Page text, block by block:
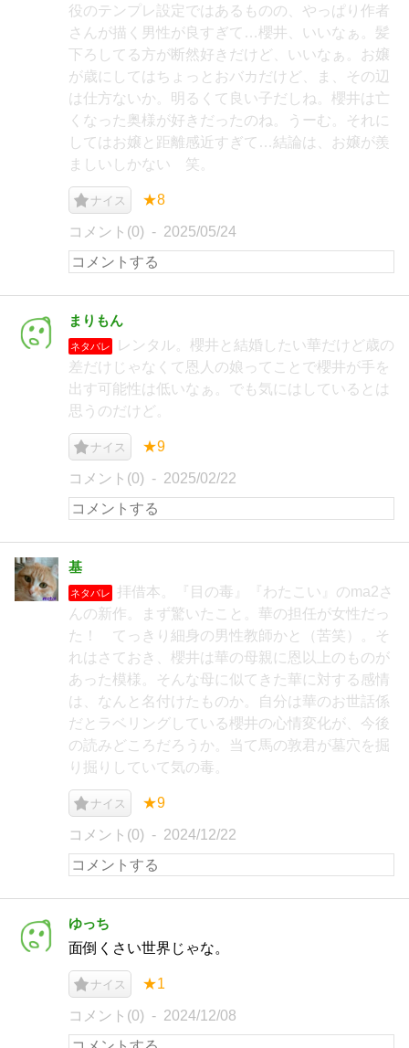
役のテンプレ設定ではあるものの、やっぱり作者
さんが描く男性が良すぎて…櫻井、いいなぁ。髪
下ろしてる方が断然好きだけど、いいなぁ。お嬢
が歳にしてはちょっとおバカだけど、ま、その辺
は仕方ないか。明るくて良い子だしね。櫻井は亡
くなった奥様が好きだったのね。うーむ。それに
してはお嬢と距離感近すぎて…結論は、お嬢が羨
ましいしかない 笑。
ナイス ★8
コメント(0) 2025/05/24
まりもん
ネタバレ
レンタル。櫻井と結婚したい華だけど歳の
差だけじゃなくて恩人の娘ってことで櫻井が手を
出す可能性は低いなぁ。でも気にはしているとは
思うのだけど。
ナイス ★9
コメント(0) 2025/02/22
基
ネタバレ
拝借本。『目の毒』『わたこい』のma2さ
んの新作。まず驚いたこと。華の担任が女性だっ
た！ てっきり細身の男性教師かと（苦笑）。そ
れはさておき、櫻井は華の母親に恩以上のものが
あった模様。そんな母に似てきた華に対する感情
は、なんと名付けたものか。自分は華のお世話係
だとラベリングしている櫻井の心情変化が、今後
の読みどころだろうか。当て馬の敦君が墓穴を掘
り掘りしていて気の毒。
ナイス ★9
コメント(0) 2024/12/22
ゆっち
面倒くさい世界じゃな。
ナイス ★1
コメント(0) 2024/12/08